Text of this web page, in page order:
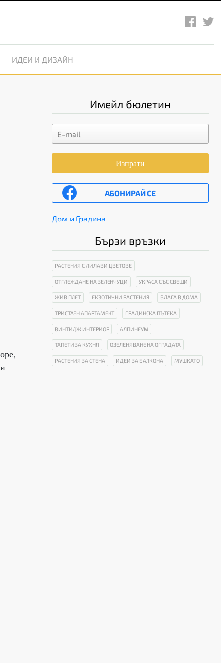
ИДЕИ И ДИЗАЙН
Имейл бюлетин
Изпрати
АБОНИРАЙ СЕ
Дом и Градина
Бързи връзки
РАСТЕНИЯ С ЛИЛАВИ ЦВЕТОВЕ
ОТГЛЕЖДАНЕ НА ЗЕЛЕНЧУЦИ УКРАСА СЪС СВЕЩИ
ЖИВ ПЛЕТ ЕКЗОТИЧНИ РАСТЕНИЯ ВЛАГА В ДОМА
ТРИСТАЕН АПАРТАМЕНТ ГРАДИНСКА ПЪТЕКА
ВИНТИДЖ ИНТЕРИОР АЛПИНЕУМ
ТАПЕТИ ЗА КУХНЯ ОЗЕЛЕНЯВАНЕ НА ОГРАДАТА
РАСТЕНИЯ ЗА СТЕНА ИДЕИ ЗА БАЛКОНА МУШКАТО